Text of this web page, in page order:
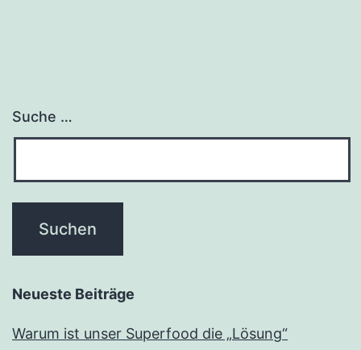
Suche …
Neueste Beiträge
Warum ist unser Superfood die „Lösung“